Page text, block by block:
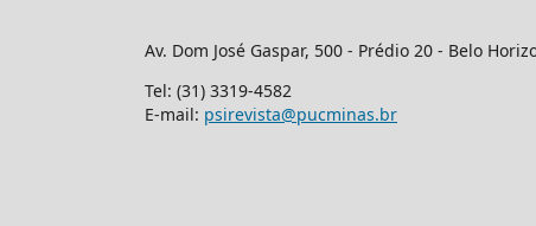
Av. Dom José Gaspar, 500 - Prédio 20 - Belo
Tel: (31) 3319-4582
E-mail: psirevista@pucminas.br